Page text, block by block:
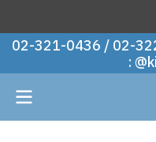
02-321-0436 / 02-
: